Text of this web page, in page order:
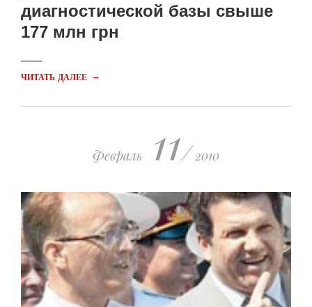
диагностической базы свыше
177 млн грн
ЧИТАТЬ ДАЛЕЕ →
Февраль 11/ 2010